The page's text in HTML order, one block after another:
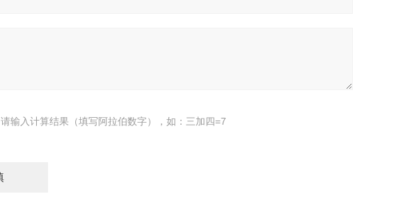
请输入计算结果（填写阿拉伯数字），如：三加四=7